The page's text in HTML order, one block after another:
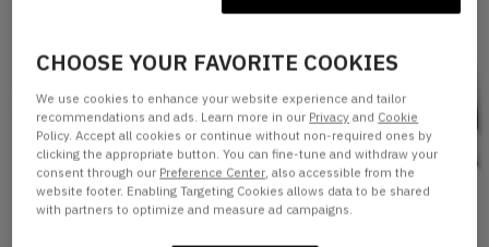
CHOOSE YOUR FAVORITE COOKIES
We use cookies to enhance your website experience and tailor
recommendations and ads. Learn more in our Privacy and Cookie
Policy. Accept all cookies or continue without non-required ones by
clicking the appropriate button. You can fine-tune and withdraw your
consent through our Preference Center, also accessible from the
website footer. Enabling Targeting Cookies allows data to be shared
with partners to optimize and measure ad campaigns.